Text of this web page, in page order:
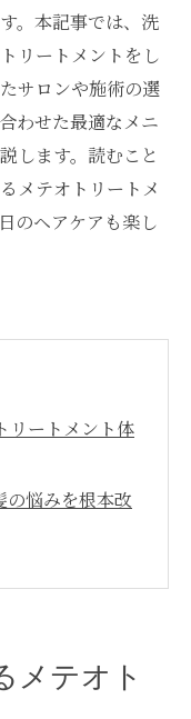
。本記事では、洗
リートメントをし
サロンや施術の選
わせた最適なメニ
します。読むこと
メテオトリートメ
のヘアケアも楽し
リートメント体
の悩みを根本改
を徹底レビュ
メテオト